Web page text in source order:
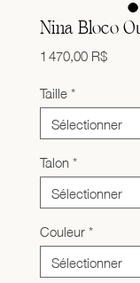
Nina Bloco
1 470,00 R$Prix
Taille*
Talon*
Couleur*